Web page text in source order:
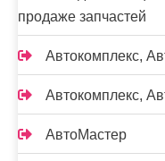
продаже запчастей
Автокомплекс,
Автокомплекс,
АвтоМастер